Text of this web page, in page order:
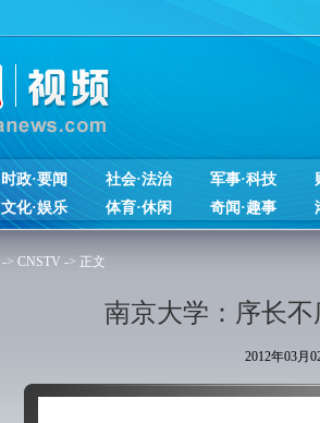
时政·要闻 社会·法治 军事·科技
文化·娱乐
体育·休闲 奇闻·趣事
-> CNSTV -> 正文
南京大学：序长
2012年03月